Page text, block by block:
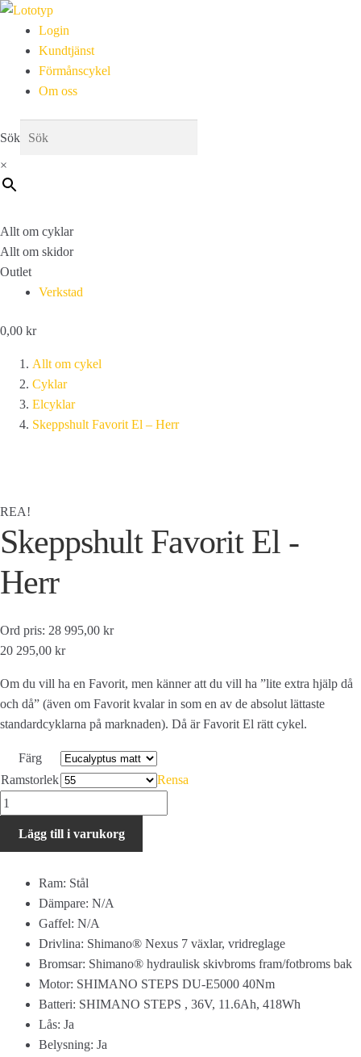
Login
Kundtjänst
Förmånscykel
Om oss
Sök
×
Allt om cyklar
Allt om skidor
Outlet
Verkstad
0,00 kr
Allt om cykel
Cyklar
Elcyklar
Skeppshult Favorit El – Herr
REA!
Skeppshult Favorit El -
Herr
Ord pris: 28 995,00 kr
20 295,00 kr
Om du vill ha en Favorit, men känner att du vill ha ”lite extra hjälp då
och då” (även om Favorit kvalar in som en av de absolut lättaste
standardcyklarna på marknaden). Då är Favorit El rätt cykel.
Färg
Ramstorlek
Rensa
Skeppshult
Favorit
mängd
Lägg till i varukorg
Ram: Stål
Dämpare: N/A
Gaffel: N/A
Drivlina: Shimano® Nexus 7 växlar, vridreglage
Bromsar: Shimano® hydraulisk skivbroms fram/fotbroms bak
Motor: SHIMANO STEPS DU-E5000 40Nm
Batteri: SHIMANO STEPS , 36V, 11.6Ah, 418Wh
Lås: Ja
Belysning: Ja